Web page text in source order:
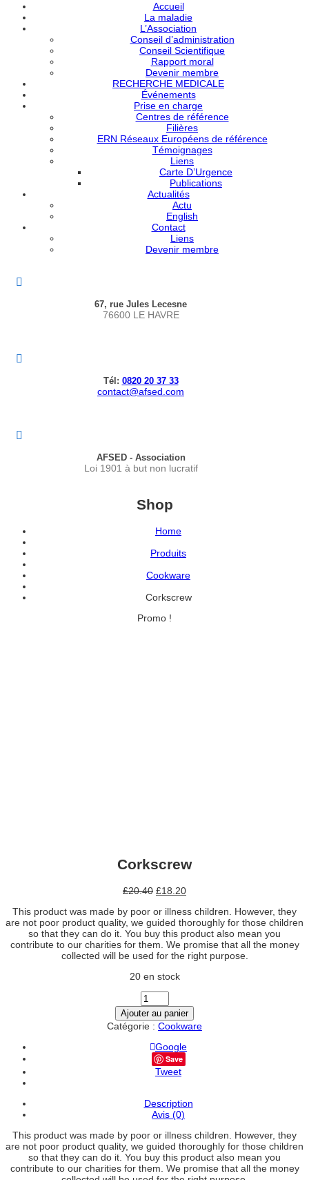
Accueil
La maladie
L’Association
Conseil d’administration
Conseil Scientifique
Rapport moral
Devenir membre
RECHERCHE MEDICALE
Événements
Prise en charge
Centres de référence
Filières
ERN Réseaux Européens de référence
Témoignages
Liens
Carte D’Urgence
Publications
Actualités
Actu
English
Contact
Liens
Devenir membre
67, rue Jules Lecesne
76600 LE HAVRE
Tél: 0820 20 37 33
contact@afsed.com
AFSED - Association
Loi 1901 à but non lucratif
Shop
Home
Produits
Cookware
Corkscrew
Promo !
Corkscrew
£20.40 £18.20
This product was made by poor or illness children. However, they
are not poor product quality, we guided thoroughly for those children
so that they can do it. You buy this product also mean you
contribute to our charities for them. We promise that all the money
collected will be used for the right purpose.
20 en stock
quantité
de
Corkscrew
Ajouter au panier
Catégorie : Cookware
Google
Save
Tweet
Description
Avis (0)
This product was made by poor or illness children. However, they
are not poor product quality, we guided thoroughly for those children
so that they can do it. You buy this product also mean you
contribute to our charities for them. We promise that all the money